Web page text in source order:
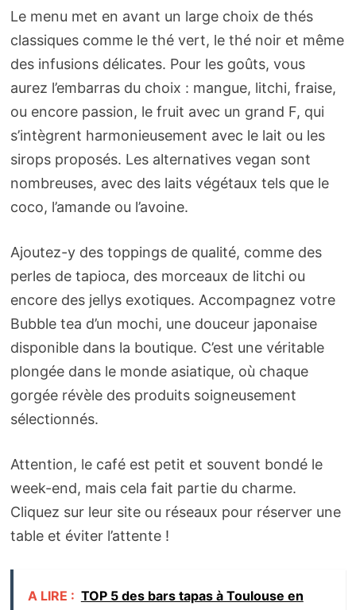
Le menu met en avant un large choix de thés
classiques comme le thé vert, le thé noir et même
des infusions délicates. Pour les goûts, vous
aurez l’embarras du choix : mangue, litchi, fraise,
ou encore passion, le fruit avec un grand F, qui
s’intègrent harmonieusement avec le lait ou les
sirops proposés. Les alternatives vegan sont
nombreuses, avec des laits végétaux tels que le
coco, l’amande ou l’avoine.
Ajoutez-y des toppings de qualité, comme des
perles de tapioca, des morceaux de litchi ou
encore des jellys exotiques. Accompagnez votre
Bubble tea d’un mochi, une douceur japonaise
disponible dans la boutique. C’est une véritable
plongée dans le monde asiatique, où chaque
gorgée révèle des produits soigneusement
sélectionnés.
Attention, le café est petit et souvent bondé le
week-end, mais cela fait partie du charme.
Cliquez sur leur site ou réseaux pour réserver une
table et éviter l’attente !
A LIRE : TOP 5 des bars tapas à Toulouse en